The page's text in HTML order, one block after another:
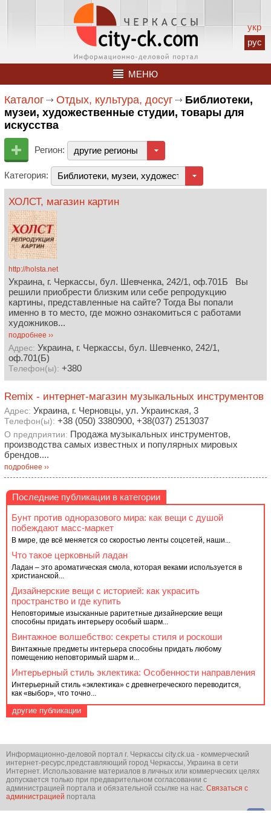
укр
рус
МЕНЮ
Каталог Отдых, культура, досуг
Библиотеки,
музеи, художественные студии, товары для
искусства
Регион: другие регионы
Категория: Библиотеки, музеи, художественные студии,
ХОЛСТ, магазин картин
http://holsta.net
Украина, г. Черкассы, бул. Шевченка, 242/1, оф.701Б Вы
решили приобрести близким или себе репродукцию
картины, представленные на сайте? Тогда Вы попали
именно в то место, где можно ознакомиться с работами
художников...
подробнее ››
Адрес: Украина, г. Черкассы, бул. Шевченко, 242/1,
оф.701(Б)
Телефон(ы): +380
Remix - интернет-магазин музыкальных инструментов
Адрес: Украина, г. Черновцы, ул. Украинская, 3
Телефон(ы): +38 (050) 3380900, +38(037) 2513037
О предприятии: Продажа музыкальных инструментов,
производства самых известных и популярных мировых
брендов....
подробнее ››
Последние публикации в категории
Бунт против одноразового мира: как вещи с душой
побеждают масс-маркет
В мире, где всё меняется со скоростью ленты соцсетей, наши...
Что такое церковный ладан
Ладан – это ароматическая смола, которая веками используется в
христианской...
Дизайнерские вещи с историей: как украсить
пространство и где купить
Неповторимые изысканные раритетные дизайнерские вещи
способны придать интерьеру особый шарм...
Винтажное волшебство: секреты стиля и роскоши
Винтажные предметы интерьера способны придать любому
помещению неповторимый шарм и...
Интерьерный стиль эклектика: Особенности направления
Интерьерный стиль «эклектика» с древнегреческого переводится,
как «выбор», что точно...
другие публикации
Информационно-деловой портал г. Черкассы city.ck.ua - коммерческий
интернет-ресурс,представляющий город Черкассы, Украина в сети
Интернет. Использование материалов в личных или коммерческих целях
допускается только при предварительном согласовании с
администрацией портала и обязательной ссылке на нас. Связаться с
администрацией портала